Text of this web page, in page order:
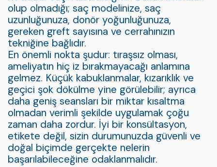
olup olmadığı; saç modelinize, saç
uzunluğunuza, donör yoğunluğunuza,
gereken greft sayısına ve cerrahınızın
tekniğine bağlıdır.
En önemli nokta şudur: tıraşsız olması,
ameliyatın hiç iz bırakmayacağı anlamına
gelmez. Küçük kabuklanmalar, kızarıklık ve
geçici şok dökülme yine görülebilir; ayrıca
daha geniş seansları bir miktar kısaltma
olmadan verimli şekilde uygulamak çoğu
zaman daha zordur. İyi bir konsültasyon,
etikete değil, sizin durumunuzda güvenli ve
doğal biçimde gerçekte nelerin
başarılabileceğine odaklanmalıdır.